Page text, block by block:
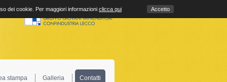
stampa Galleria Contatti
dei cookie. Per maggiori informazioni clicca qui Accetto